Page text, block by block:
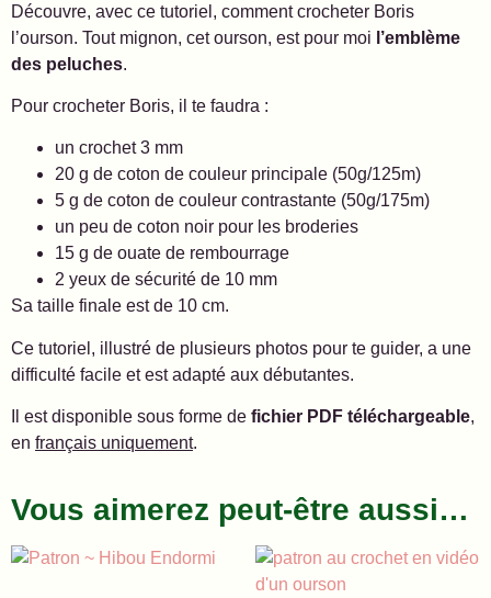
Découvre, avec ce tutoriel, comment crocheter Boris
l’ourson. Tout mignon, cet ourson, est pour moi l’emblème
des peluches.
Pour crocheter Boris, il te faudra :
un crochet 3 mm
20 g de coton de couleur principale (50g/125m)
5 g de coton de couleur contrastante (50g/175m)
un peu de coton noir pour les broderies
15 g de ouate de rembourrage
2 yeux de sécurité de 10 mm
Sa taille finale est de 10 cm.
Ce tutoriel, illustré de plusieurs photos pour te guider, a une
difficulté facile et est adapté aux débutantes.
Il est disponible sous forme de fichier PDF téléchargeable,
en français uniquement.
Vous aimerez peut-être aussi…